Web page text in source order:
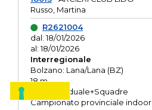
Russo, Martina
R2621004
dal: 18/01/2026
al: 18/01/2026
Interregionale
Bolzano: Lana/Lana (BZ)
18 m
O.R. Individuale+Squadre
Campionato provinciale indoor